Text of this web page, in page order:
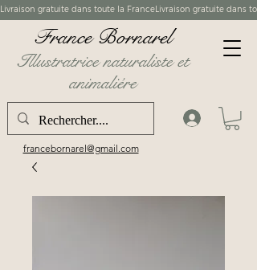
France Bornarel
Illustratrice naturaliste et
animaliére
francebornarel@gmail.com